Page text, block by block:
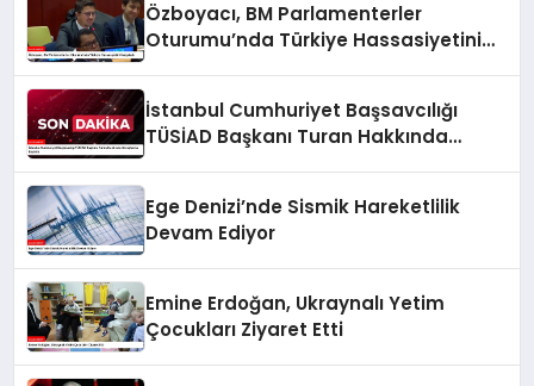
Özboyacı, BM Parlamenterler
Oturumu’nda Türkiye Hassasiyetini
İstanbul Cumhuriyet Başsavcılığı
TÜSİAD Başkanı Turan Hakkında
Ege Denizi’nde Sismik Hareketlilik
Devam Ediyor
Emine Erdoğan, Ukraynalı Yetim
Çocukları Ziyaret Etti